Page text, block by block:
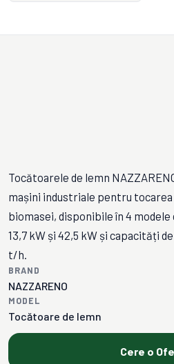
Tocătoarele de lemn
mașini industriale pentru
biomasei, disponibile în 4
13,7 kW și 42,5 kW și capacități
t/h.
BRAND
NAZZARENO
MODEL
Tocătoare de lemn
Cere o